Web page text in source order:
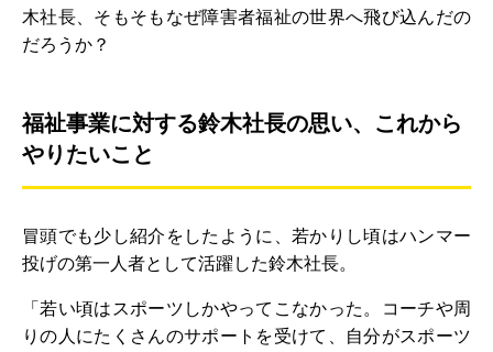
木社長、そもそもなぜ障害者福祉の世界へ飛び込んだの
だろうか？
福祉事業に対する鈴木社長の思い、これから
やりたいこと
冒頭でも少し紹介をしたように、若かりし頃はハンマー
投げの第一人者として活躍した鈴木社長。
「若い頃はスポーツしかやってこなかった。コーチや周
りの人にたくさんのサポートを受けて、自分がスポーツ